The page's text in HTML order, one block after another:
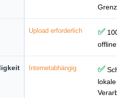
Upload erforderlich ✅
offline
Internetabhängig ✅
lokale